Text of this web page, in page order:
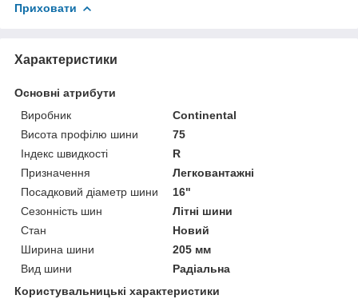
Приховати
Характеристики
Основні атрибути
Виробник
Continental
Висота профілю шини
75
Індекс швидкості
R
Призначення
Легковантажні
Посадковий діаметр шини
16"
Сезонність шин
Літні шини
Стан
Новий
Ширина шини
205 мм
Вид шини
Радіальна
Користувальницькі характеристики